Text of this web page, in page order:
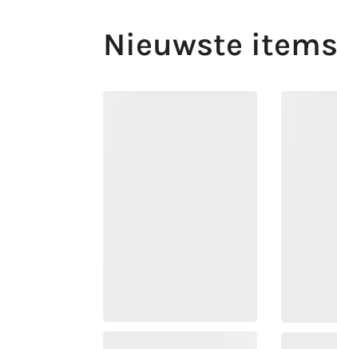
Nieuwste items